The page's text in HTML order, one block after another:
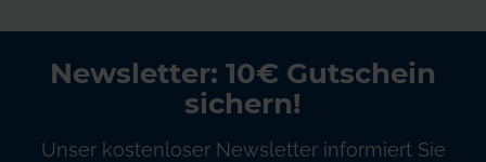
Newsletter: 10€ Gutschein
sichern!
Unser kostenloser Newsletter informiert Sie